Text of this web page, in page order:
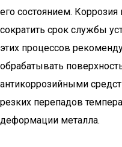
его состоянием.
сократить срок службы
этих процессов
обрабатывать
антикоррозийными
резких перепадов
деформации металла.